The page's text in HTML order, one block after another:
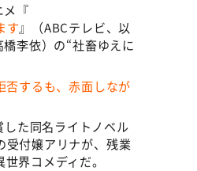
『
す』（ABCテレビ、以
李依）の“社畜ゆえに
否するも、赤面しなが
た同名ライトノベル
受付嬢アリナが、残業
界コメディだ。